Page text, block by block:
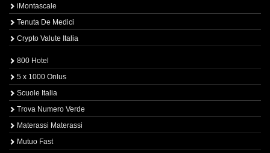
iMontascale
Tenuta De Medici
Crypto Valute Italia
800 Hotel
5 x 1000 Onlus
Scuole Italia
Trova Numero Verde
Materassi Materassi
Mutuo Fast